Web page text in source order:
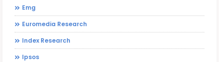
Emg
Euromedia Research
Index Research
Ipsos